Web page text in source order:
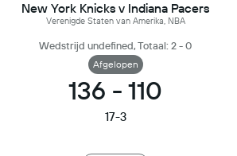
New York Knicks v Indiana Pacers
Verenigde Staten van Amerika, NBA
Wedstrijd undefined, Totaal: 2 - 0
Afgelopen
136 - 110
17-3